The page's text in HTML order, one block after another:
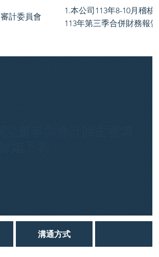
審計委員會
1.本公司113年8-10月稽
113年第三季合併財務報
溝通方式